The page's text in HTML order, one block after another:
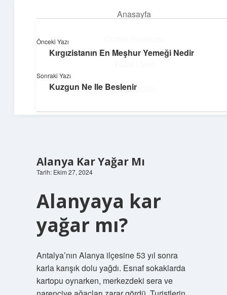
Anasayfa
Hakkımızda
Süper Bilgi Durağı
Alanya Kar Yağar Mı
Tarih: Ekim 27, 2024
Alanyaya kar
yağar mı?
Antalya’nın Alanya ilçesine 53 yıl sonra
karla karışık dolu yağdı. Esnaf sokaklarda
kartopu oynarken, merkezdeki sera ve
Önceki Yazı
Kırgızistanın En Meşhur Yemeği Nedir
Sonraki Yazı
Kuzgun Ne Ile Beslenir